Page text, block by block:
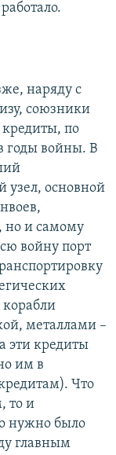
наряду с
союзники
кредиты, по
годы войны. В
узел, основной
но и самому
войну порт
корабли
металлами –
эти кредиты
им в
Что
то и
нужно было
главным